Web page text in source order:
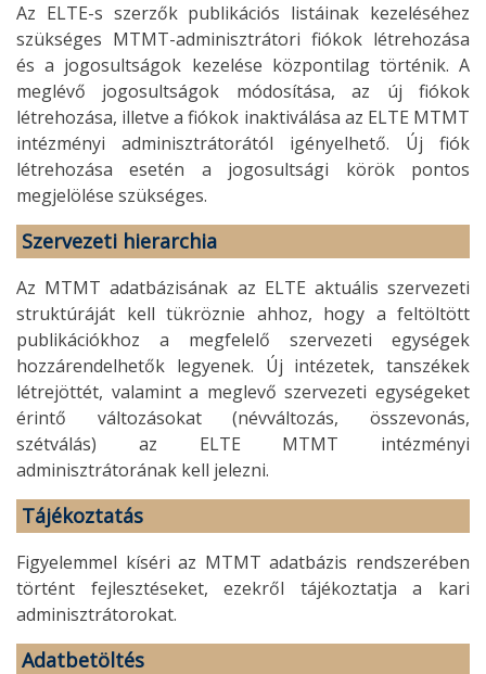
Az ELTE-s szerzők publikációs listáinak kezeléséhez
szükséges MTMT-adminisztrátori fiókok létrehozása
és a jogosultságok kezelése központilag történik. A
meglévő jogosultságok módosítása, az új fiókok
létrehozása, illetve a fiókok inaktiválása az ELTE MTMT
intézményi adminisztrátorától igényelhető. Új fiók
létrehozása esetén a jogosultsági körök pontos
megjelölése szükséges.
Szervezeti hierarchia
Az MTMT adatbázisának az ELTE aktuális szervezeti
struktúráját kell tükröznie ahhoz, hogy a feltöltött
publikációkhoz a megfelelő szervezeti egységek
hozzárendelhetők legyenek. Új intézetek, tanszékek
létrejöttét, valamint a meglevő szervezeti egységeket
érintő változásokat (névváltozás, összevonás,
szétválás) az ELTE MTMT intézményi
adminisztrátorának kell jelezni.
Tájékoztatás
Figyelemmel kíséri az MTMT adatbázis rendszerében
történt fejlesztéseket, ezekről tájékoztatja a kari
adminisztrátorokat.
Adatbetöltés